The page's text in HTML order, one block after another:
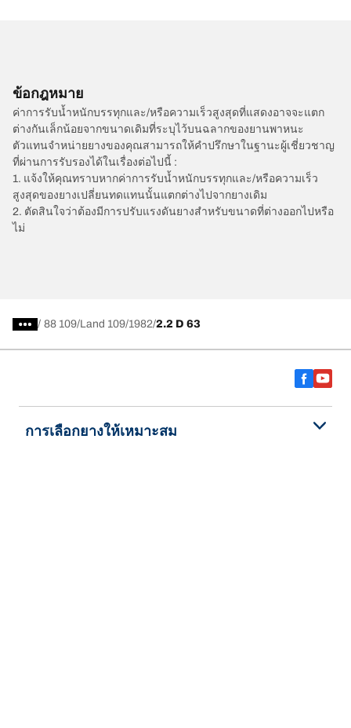
ข้อกฎหมาย
ค่าการรับน้ำหนักบรรทุกและ/หรือความเร็วสูงสุดที่แสดงอาจจะแตก
ต่างกันเล็กน้อยจากขนาดเดิมที่ระบุไว้บนฉลากของยานพาหนะ
ตัวแทนจำหน่ายยางของคุณสามารถให้คำปรึกษาในฐานะผู้เชี่ยวชาญ
ที่ผ่านการรับรองได้ในเรื่องต่อไปนี้ :
1. แจ้งให้คุณทราบหากค่าการรับน้ำหนักบรรทุกและ/หรือความเร็ว
สูงสุดของยางเปลี่ยนทดแทนนั้นแตกต่างไปจากยางเดิม
2. ตัดสินใจว่าต้องมีการปรับแรงดันยางสำหรับขนาดที่ต่างออกไปหรือ
ไม่
/ 88 109 Land 109 1982 2.2 D 63
การเลือกยางให้เหมาะสม